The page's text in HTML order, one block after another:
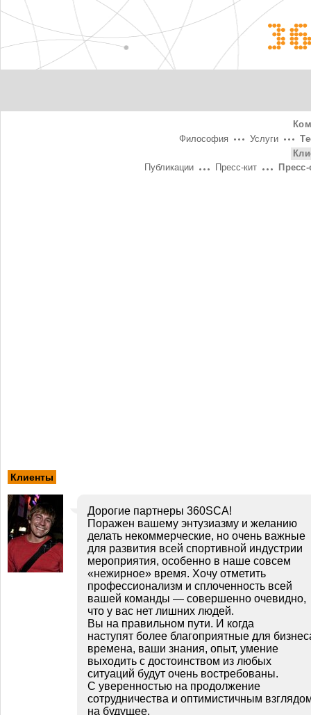
Услуги
Философия
Пресс-кит
Публикации
Клиенты
Дорогие партнеры 360SCA!
Поражен вашему энтузиазму и желанию
делать некоммерческие, но очень важные
для развития всей спортивной индустрии
мероприятия, особенно в наше совсем
«нежирное» время. Хочу отметить
профессионализм и сплоченность всей
вашей команды — совершенно очевидно,
что у вас нет лишних людей.
Вы на правильном пути. И когда
наступят более благоприятные для
времена, ваши знания, опыт, умение
выходить с достоинством из любых
ситуаций будут очень востребованы.
С уверенностью на продолжение
сотрудничества и оптимистичным
на будущее.